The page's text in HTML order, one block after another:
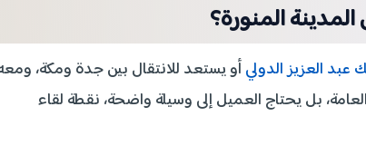
المنورة؟
عبد العزيز الدوليأو يستعد للانتقال بين جدة ومكة،
بل يحتاج العميل إلى وسيلة واضحة، نقطة لقاء